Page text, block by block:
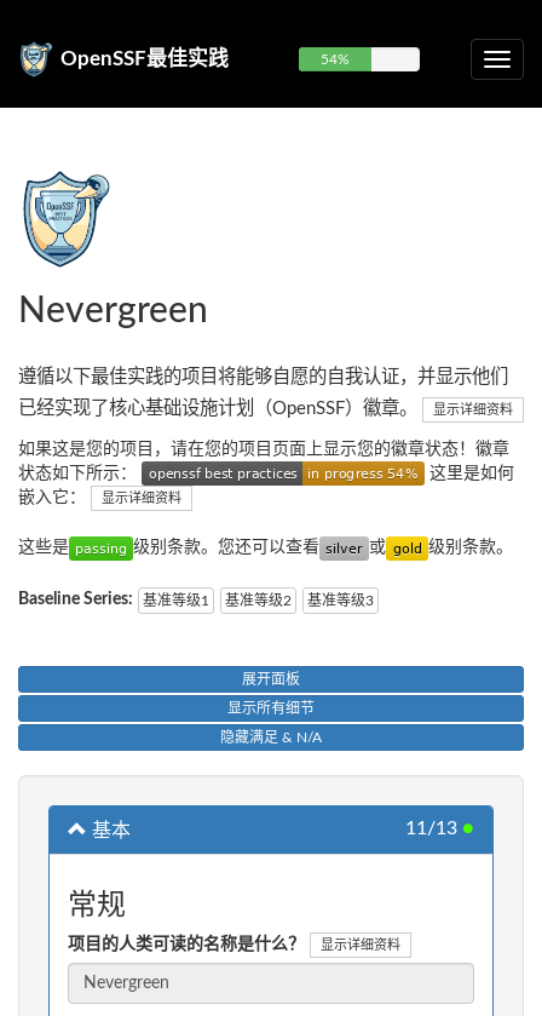
OpenSSF最佳实践 54%
Nevergreen
遵循以下最佳实践的项目将能够自愿的自我认证，并显示他们
已经实现了核心基础设施计划（OpenSSF）徽章。
显示详细资料
如果这是您的项目，请在您的项目页面上显示您的徽章状态！徽章
状态如下所示：
这里是如何
嵌入它：
显示详细资料
这些是 级别条款。您还可以查看 或 级别条款。
Baseline Series: 基准等级1 基准等级2 基准等级3
展开面板
显示所有细节
隐藏满足 & N/A
基本 11/13 ●
常规
项目的人类可读的名称是什么？ 显示详细资料